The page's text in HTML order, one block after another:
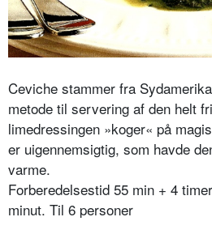
Ceviche stammer fra
metode til servering af den helt
limedressingen »koger« på
er uigennemsigtig, som havde
varme.
Forberedelsestid 55 min + 4
minut. Til 6 personer